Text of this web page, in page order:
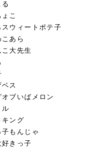
る
こ
スウィートポテ子
あら
こ大先生
ス
オブいばメロン
ル
キング
子もんじゃ
好きっ子